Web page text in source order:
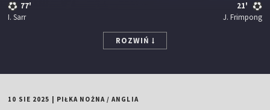
77'
I. Sarr
21'
J. Frimpong
ROZWIŃ
10 SIE 2025 PIŁKA NOŻNA/ANGLIA